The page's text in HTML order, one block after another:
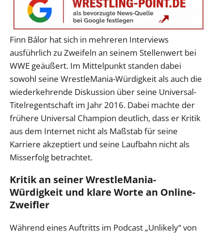
Finn Bálor hat sich in mehreren Interviews
ausführlich zu Zweifeln an seinem Stellenwert bei
WWE geäußert. Im Mittelpunkt standen dabei
sowohl seine WrestleMania-Würdigkeit als auch die
wiederkehrende Diskussion über seine Universal-
Titelregentschaft im Jahr 2016. Dabei machte der
frühere Universal Champion deutlich, dass er Kritik
aus dem Internet nicht als Maßstab für seine
Karriere akzeptiert und seine Laufbahn nicht als
Misserfolg betrachtet.
Kritik an seiner WrestleMania-
Würdigkeit und klare Worte an Online-
Zweifler
Während eines Auftritts im Podcast „Unlikely“ von